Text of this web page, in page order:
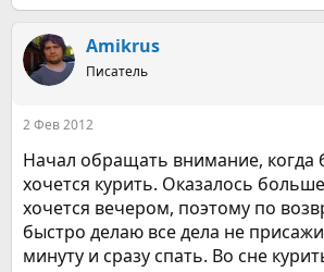
Amikrus
Писатель
2 Фев 2012
Начал обращать внимание, когда
хочется курить. Оказалось
хочется вечером, поэтому по
быстро делаю все дела не
минуту и сразу спать. Во сне